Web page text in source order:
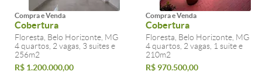
Compra e Venda
Cobertura
Floresta, Belo Horizonte, MG
4 quartos, 2 vagas, 3 suites e
256m2
R$ 1.200.000,00
Compra e Venda
Cobertura
Floresta, Belo Horizonte, MG
4 quartos, 2 vagas, 1 suite e
210m2
R$ 970.500,00